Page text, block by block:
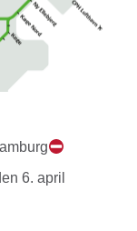
6. april